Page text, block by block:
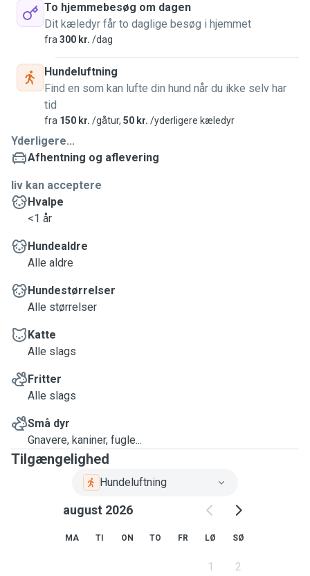
To hjemmebesøg om dagen
Dit kæledyr får to daglige besøg i hjemmet
fra 300 kr. /dag
Hundeluftning
Find en som kan lufte din hund når du ikke selv har
tid
fra 150 kr. /gåtur, 50 kr. /yderligere kæledyr
Yderligere...
Afhentning og aflevering
liv kan acceptere
Hvalpe
<1 år
Hundealdre
Alle aldre
Hundestørrelser
Alle størrelser
Katte
Alle slags
Fritter
Alle slags
Små dyr
Gnavere, kaniner, fugle...
Tilgængelighed
Hundeluftning
august 2026
MA TI ON TO FR LØ SØ
1 2